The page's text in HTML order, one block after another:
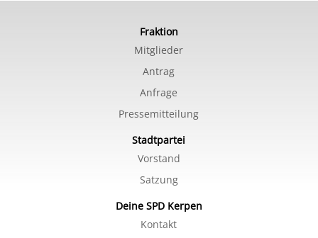
Fraktion
Mitglieder
Antrag
Anfrage
Pressemitteilung
Stadtpartei
Vorstand
Satzung
Deine SPD Kerpen
Kontakt